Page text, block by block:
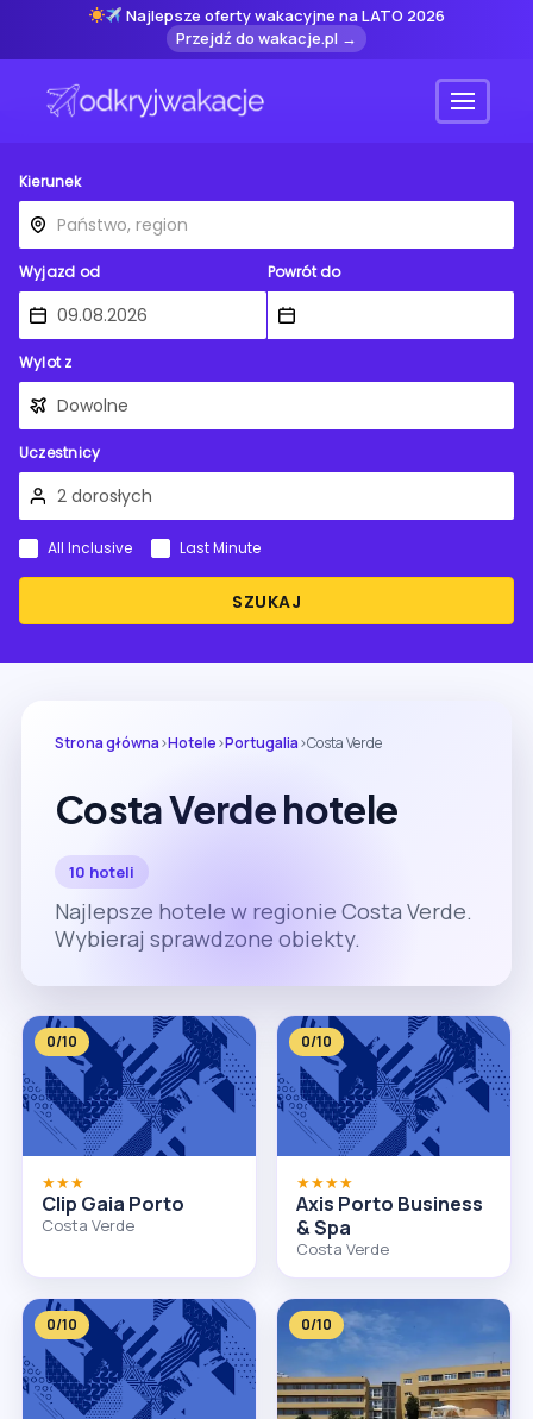
Najlepsze oferty wakacyjne na LATO 2026
Przejdź do wakacje.pl →
Menu
Kierunek
Wyjazd od Powrót do
Wylot z
Uczestnicy
SZUKAJ
All Inclusive Last Minute
Strona główna›Hotele›Portugalia›Costa Verde
Costa Verde hotele
10 hoteli
Najlepsze hotele w regionie Costa Verde.
Wybieraj sprawdzone obiekty.
0/10
★★★
Clip Gaia Porto
Costa Verde
0/10
★★★★
Axis Porto Business
& Spa
Costa Verde
0/10 0/10